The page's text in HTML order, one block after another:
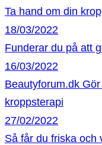
Ta hand om din
18/03/2022
Funderar du på att
16/03/2022
Beautyforum.dk
kroppsterapi
27/02/2022
Så får du friska och